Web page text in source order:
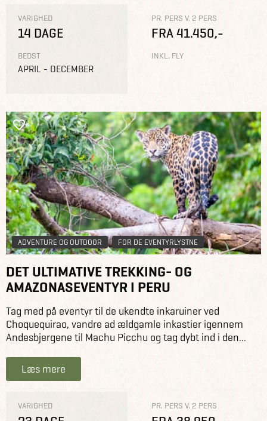
VARIGHED
14 DAGE
BEDST
APRIL - DECEMBER
PR. PERS V. 2 PERS
FRA 41.450,-
INKL. FLY
ADVENTURE OG OUTDOOR FOR DE EVENTYRLYSTNE
DET ULTIMATIVE TREKKING- OG
AMAZONASEVENTYR I PERU
Tag med på eventyr til de ukendte inkaruiner ved
Choquequirao, vandre ad ældgamle inkastier igennem
Andesbjergene til Machu Picchu og tag dybt ind i den...
Læs mere
VARIGHED PR. PERS V. 2 PERS